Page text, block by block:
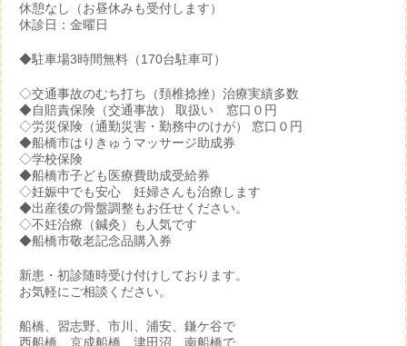
休憩なし（お昼休みも受付します）
休診日：金曜日
◆駐車場3時間無料（170台駐車可）
◇交通事故のむち打ち（頚椎捻挫）治療実績多数
◆自賠責保険（交通事故） 取扱い 窓口０円
◇労災保険（通勤災害・勤務中のけが） 窓口０円
◆船橋市はりきゅうマッサージ助成券
◇学校保険
◆船橋市子ども医療費助成受給券
◇妊娠中でも安心 妊婦さんも治療します
◆出産後の骨盤調整もお任せください。
◇不妊治療（鍼灸）も人気です
◆船橋市敬老記念品購入券
新患・初診随時受け付けしております。
お気軽にご相談ください。
船橋、習志野、市川、浦安、鎌ケ谷で
西船橋、京成船橋、津田沼、南船橋で